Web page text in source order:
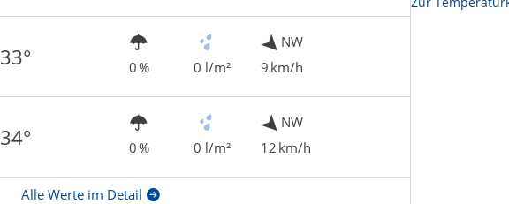
33° 0 % 0 l/m²
NW
9 km/h
34° 0 % 0 l/m²
NW
12 km/h
Alle Werte im Detail